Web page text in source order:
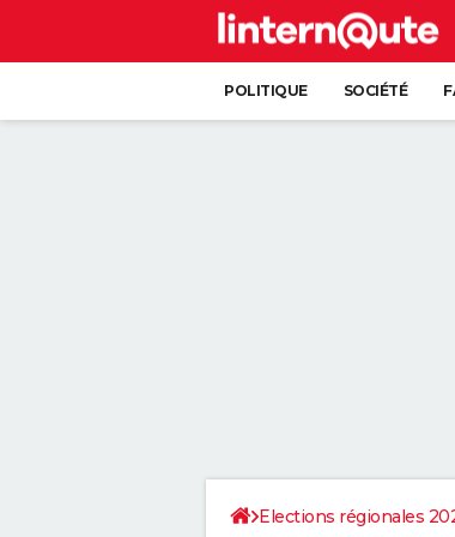
POLITIQUE SOCIÉTÉ
Elections régionales